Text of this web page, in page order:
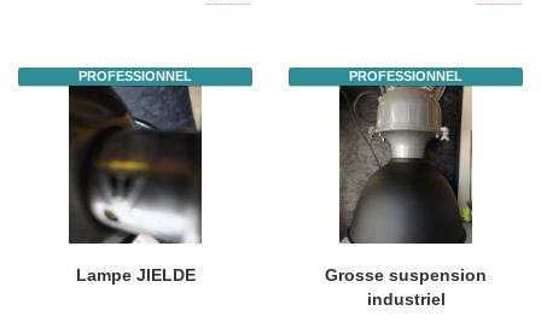
PROFESSIONNEL
Lampe JIELDE
PROFESSIONNEL
Grosse suspension
industriel